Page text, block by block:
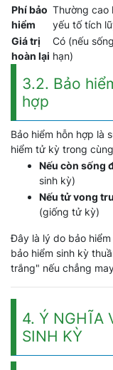
Phí bảo
hiểm
Thường cao
yếu tố tích
Giá trị
hoàn lại
Có (nếu
hạn)
3.2. Bảo
hợp
Bảo hiểm hỗn hợp là
hiểm tử kỳ trong
Nếu còn sống
sinh kỳ)
Nếu tử vong
(giống tử kỳ)
Đây là lý do bảo
bảo hiểm sinh kỳ
trắng" nếu chẳng
4. Ý NGHĨA
SINH KỲ